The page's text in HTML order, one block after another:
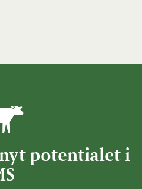
potentialet i